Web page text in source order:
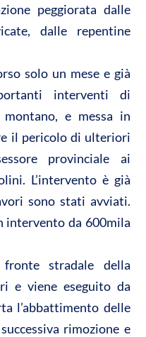
peggiorata dalle
dalle repentine
solo un mese e già
interventi di
e messa in
il pericolo di ulteriori
provinciale ai
L’intervento è già
sono stati avviati.
intervento da 600mila
stradale della
e viene eseguito da
l’abbattimento delle
rimozione e